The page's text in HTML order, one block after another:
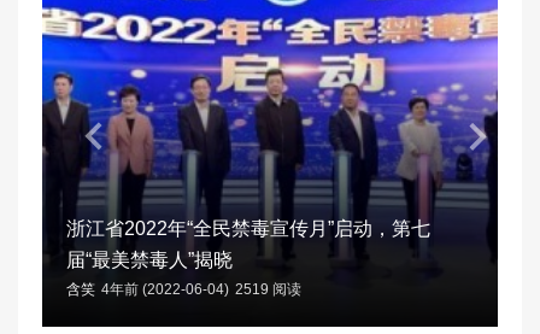
浙江省2022年“全民禁毒宣传月”启动，第七
届“最美禁毒人”揭晓
含笑 4年前 (2022-06-04) 2519 阅读